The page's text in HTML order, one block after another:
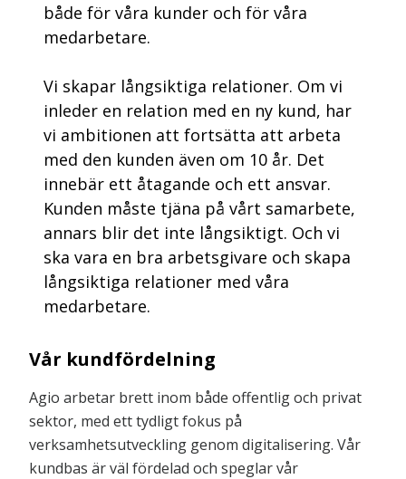
både för våra kunder och för våra
medarbetare.​
Vi skapar långsiktiga relationer. Om vi
inleder en relation med en ny kund, har
vi ambitionen att fortsätta att arbeta
med den kunden även om 10 år.​ Det
innebär ett åtagande och ett ansvar.
Kunden måste tjäna på vårt samarbete,
annars blir det inte långsiktigt.​ Och vi
ska vara en bra arbetsgivare och skapa
långsiktiga relationer med våra
medarbetare.
Vår kundfördelning
Agio arbetar brett inom både offentlig och privat
sektor, med ett tydligt fokus på
verksamhetsutveckling genom digitalisering. Vår
kundbas är väl fördelad och speglar vår